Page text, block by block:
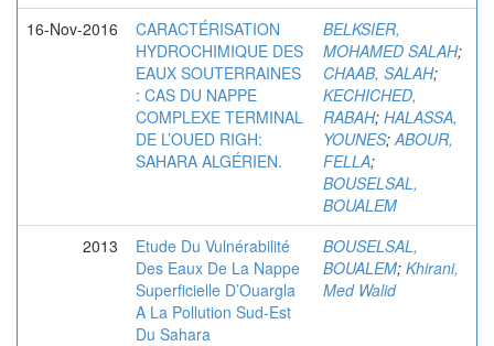
16-Nov-2016
CARACTÉRISATION
HYDROCHIMIQUE DES
EAUX SOUTERRAINES
: CAS DU NAPPE
COMPLEXE TERMINAL
DE L’OUED RIGH:
SAHARA ALGÉRIEN.
BELKSIER,
MOHAMED SALAH;
CHAAB, SALAH;
KECHICHED,
RABAH; HALASSA,
YOUNES;ABOUR,
FELLA;
BOUSELSAL,
BOUALEM
2013
Etude Du Vulnérabilité
Des Eaux De La Nappe
Superficielle D’Ouargla
A La Pollution Sud-Est
Du Sahara
BOUSELSAL,
BOUALEM; Khirani,
Med Walid